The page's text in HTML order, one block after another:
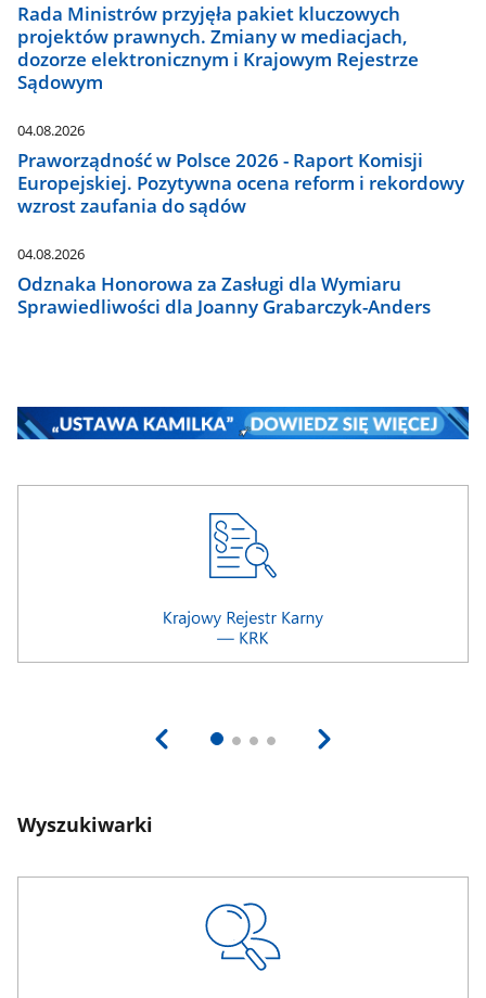
Rada Ministrów przyjęła pakiet kluczowych
projektów prawnych. Zmiany w mediacjach,
dozorze elektronicznym i Krajowym Rejestrze
Sądowym
04.08.2026
Praworządność w Polsce 2026 - Raport Komisji
Europejskiej. Pozytywna ocena reform i rekordowy
wzrost zaufania do sądów
04.08.2026
Odznaka Honorowa za Zasługi dla Wymiaru
Sprawiedliwości dla Joanny Grabarczyk-Anders
Wyszukiwarki